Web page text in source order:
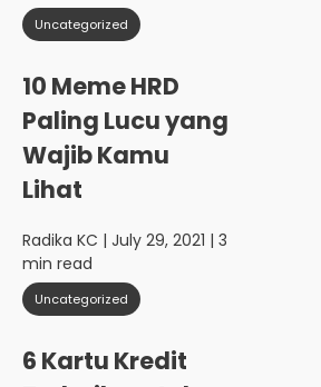
Uncategorized
10 Meme HRD
Paling Lucu yang
Wajib Kamu
Lihat
Radika KC | July 29, 2021 | 3
min read
Uncategorized
6 Kartu Kredit